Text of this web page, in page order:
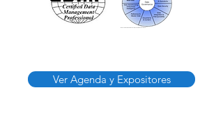
Ver Agenda y Expositores